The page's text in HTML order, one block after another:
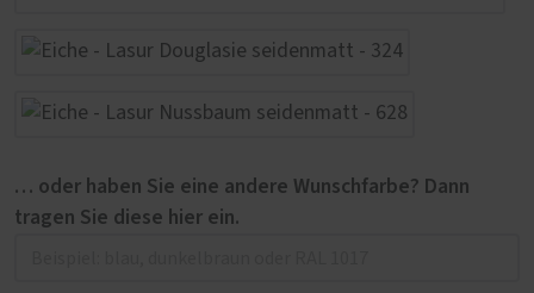
… oder haben Sie eine andere Wunschfarbe? Dann
tragen Sie diese hier ein.